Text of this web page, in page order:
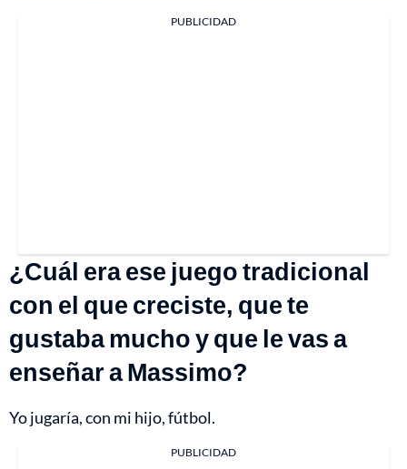
PUBLICIDAD
¿Cuál era ese juego tradicional
con el que creciste, que te
gustaba mucho y que le vas a
enseñar a Massimo?
Yo jugaría, con mi hijo, fútbol.
PUBLICIDAD